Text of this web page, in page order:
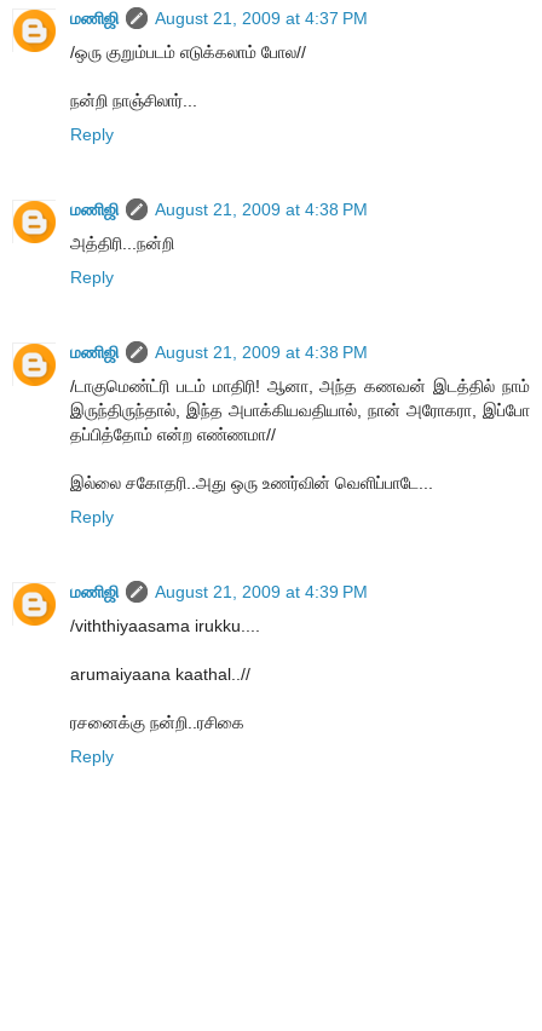
மணிஜி
August 21, 2009 at 4:37 PM
/ஒரு குறும்படம் எடுக்கலாம் போல//
நன்றி நாஞ்சிலார்...
Reply
மணிஜி
August 21, 2009 at 4:38 PM
அத்திரி...நன்றி
Reply
மணிஜி
August 21, 2009 at 4:38 PM
/டாகுமெண்ட்ரி படம் மாதிரி! ஆனா, அந்த கணவன் இடத்தில் நாம்
இருந்திருந்தால், இந்த அபாக்கியவதியால், நான் அரோகரா, இப்போ
தப்பித்தோம் என்ற எண்ணமா//
இல்லை சகோதரி..அது ஒரு உணர்வின் வெளிப்பாடே...
Reply
மணிஜி
August 21, 2009 at 4:39 PM
/viththiyaasama irukku....
arumaiyaana kaathal..//
ரசனைக்கு நன்றி..ரசிகை
Reply